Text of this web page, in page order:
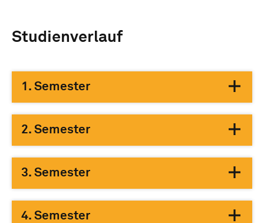
Studienverlauf
1. Semester
2. Semester
3. Semester
4. Semester